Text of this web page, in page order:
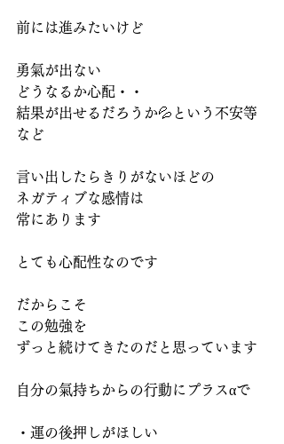
前には進みたいけど
勇氣が出ない
どうなるか心配・・
結果が出せるだろうか💦という不安等
など
言い出したらきりがないほどの
ネガティブな感情は
常にあります
とても心配性なのです
だからこそ
この勉強を
ずっと続けてきたのだと思っています
自分の氣持ちからの行動にプラスαで
・運の後押しがほしい